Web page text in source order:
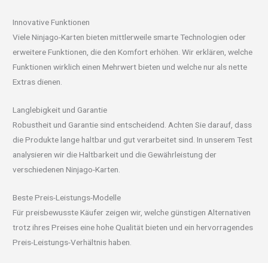
Innovative Funktionen
Viele Ninjago-Karten bieten mittlerweile smarte Technologien oder
erweitere Funktionen, die den Komfort erhöhen. Wir erklären, welche
Funktionen wirklich einen Mehrwert bieten und welche nur als nette
Extras dienen.
Langlebigkeit und Garantie
Robustheit und Garantie sind entscheidend. Achten Sie darauf, dass
die Produkte lange haltbar und gut verarbeitet sind. In unserem Test
analysieren wir die Haltbarkeit und die Gewährleistung der
verschiedenen Ninjago-Karten.
Beste Preis-Leistungs-Modelle
Für preisbewusste Käufer zeigen wir, welche günstigen Alternativen
trotz ihres Preises eine hohe Qualität bieten und ein hervorragendes
Preis-Leistungs-Verhältnis haben.